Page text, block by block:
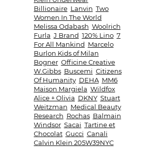
Billionaire Lanvin Two
Women In The World
Melissa Odabash Woolrich
Furla J Brand 120% Lino 7
For All Mankind Marcelo
Burlon Kids of Milan
Bogner Officine Creative
W.Gibbs Buscemi Citizens
Of Humanity DEHA MM6
Maison Margiela Wildfox
Alice + Olivia DKNY Stuart
Weitzman Medical Beauty
Research Rochas Balmain
Windsor Sacai Tartine et
Chocolat Gucci Canali
Calvin Klein 205W39NYC